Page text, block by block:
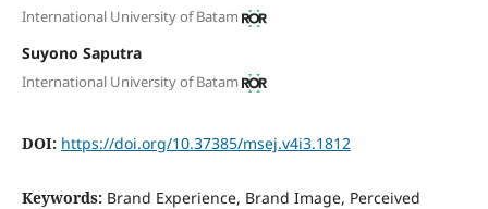
International University of Batam
Suyono Saputra
International University of Batam
DOI: https://doi.org/10.37385/msej.v4i3.1812
Keywords: Brand Experience, Brand Image, Perceived